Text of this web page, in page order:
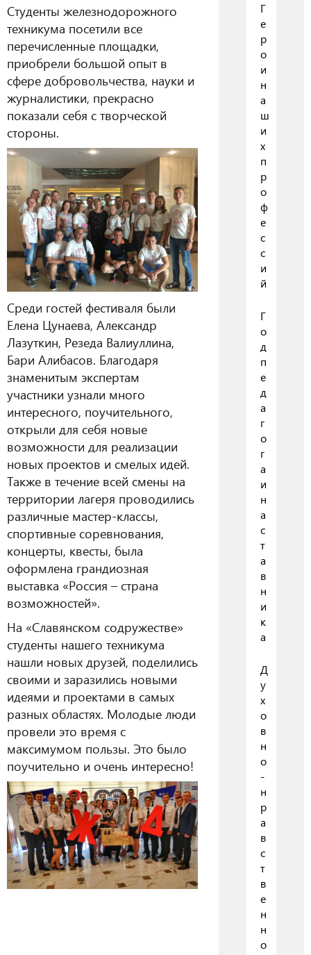
Студенты железнодорожного
техникума посетили все
перечисленные площадки,
приобрели большой опыт в
сфере добровольчества, науки и
журналистики, прекрасно
показали себя с творческой
стороны.
Среди гостей фестиваля были
Елена Цунаева, Александр
Лазуткин, Резеда Валиуллина,
Бари Алибасов. Благодаря
знаменитым экспертам
участники узнали много
интересного, поучительного,
открыли для себя новые
возможности для реализации
новых проектов и смелых идей.
Также в течение всей смены на
территории лагеря проводились
различные мастер-классы,
спортивные соревнования,
концерты, квесты, была
оформлена грандиозная
выставка «Россия – страна
возможностей».
На «Славянском содружестве»
студенты нашего техникума
нашли новых друзей, поделились
своими и заразились новыми
идеями и проектами в самых
разных областях. Молодые люди
провели это время с
максимумом пользы. Это было
поучительно и очень интересно!
Г
е
р
о
и
н
а
ш
и
х
п
р
о
ф
е
с
с
и
й
Г
о
д
п
е
д
а
г
о
г
а
и
н
а
с
т
а
в
н
и
к
а
Д
у
х
о
в
н
о
-
н
р
а
в
с
т
в
е
н
н
о